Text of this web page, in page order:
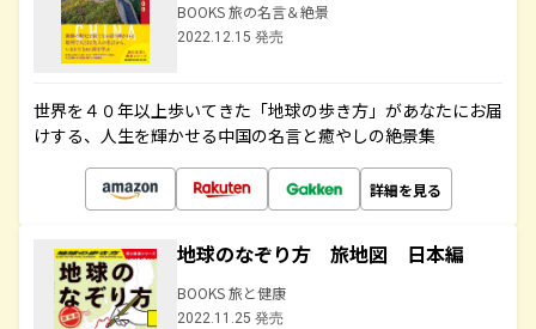
BOOKS 旅の名言＆絶景
2022.12.15 発売
世界を４０年以上歩いてきた「地球の歩き方」があなたにお届
けする、人生を輝かせる中国の名言と癒やしの絶景集
詳細を見る
地球のなぞり方 旅地図 日本編
BOOKS 旅と健康
2022.11.25 発売